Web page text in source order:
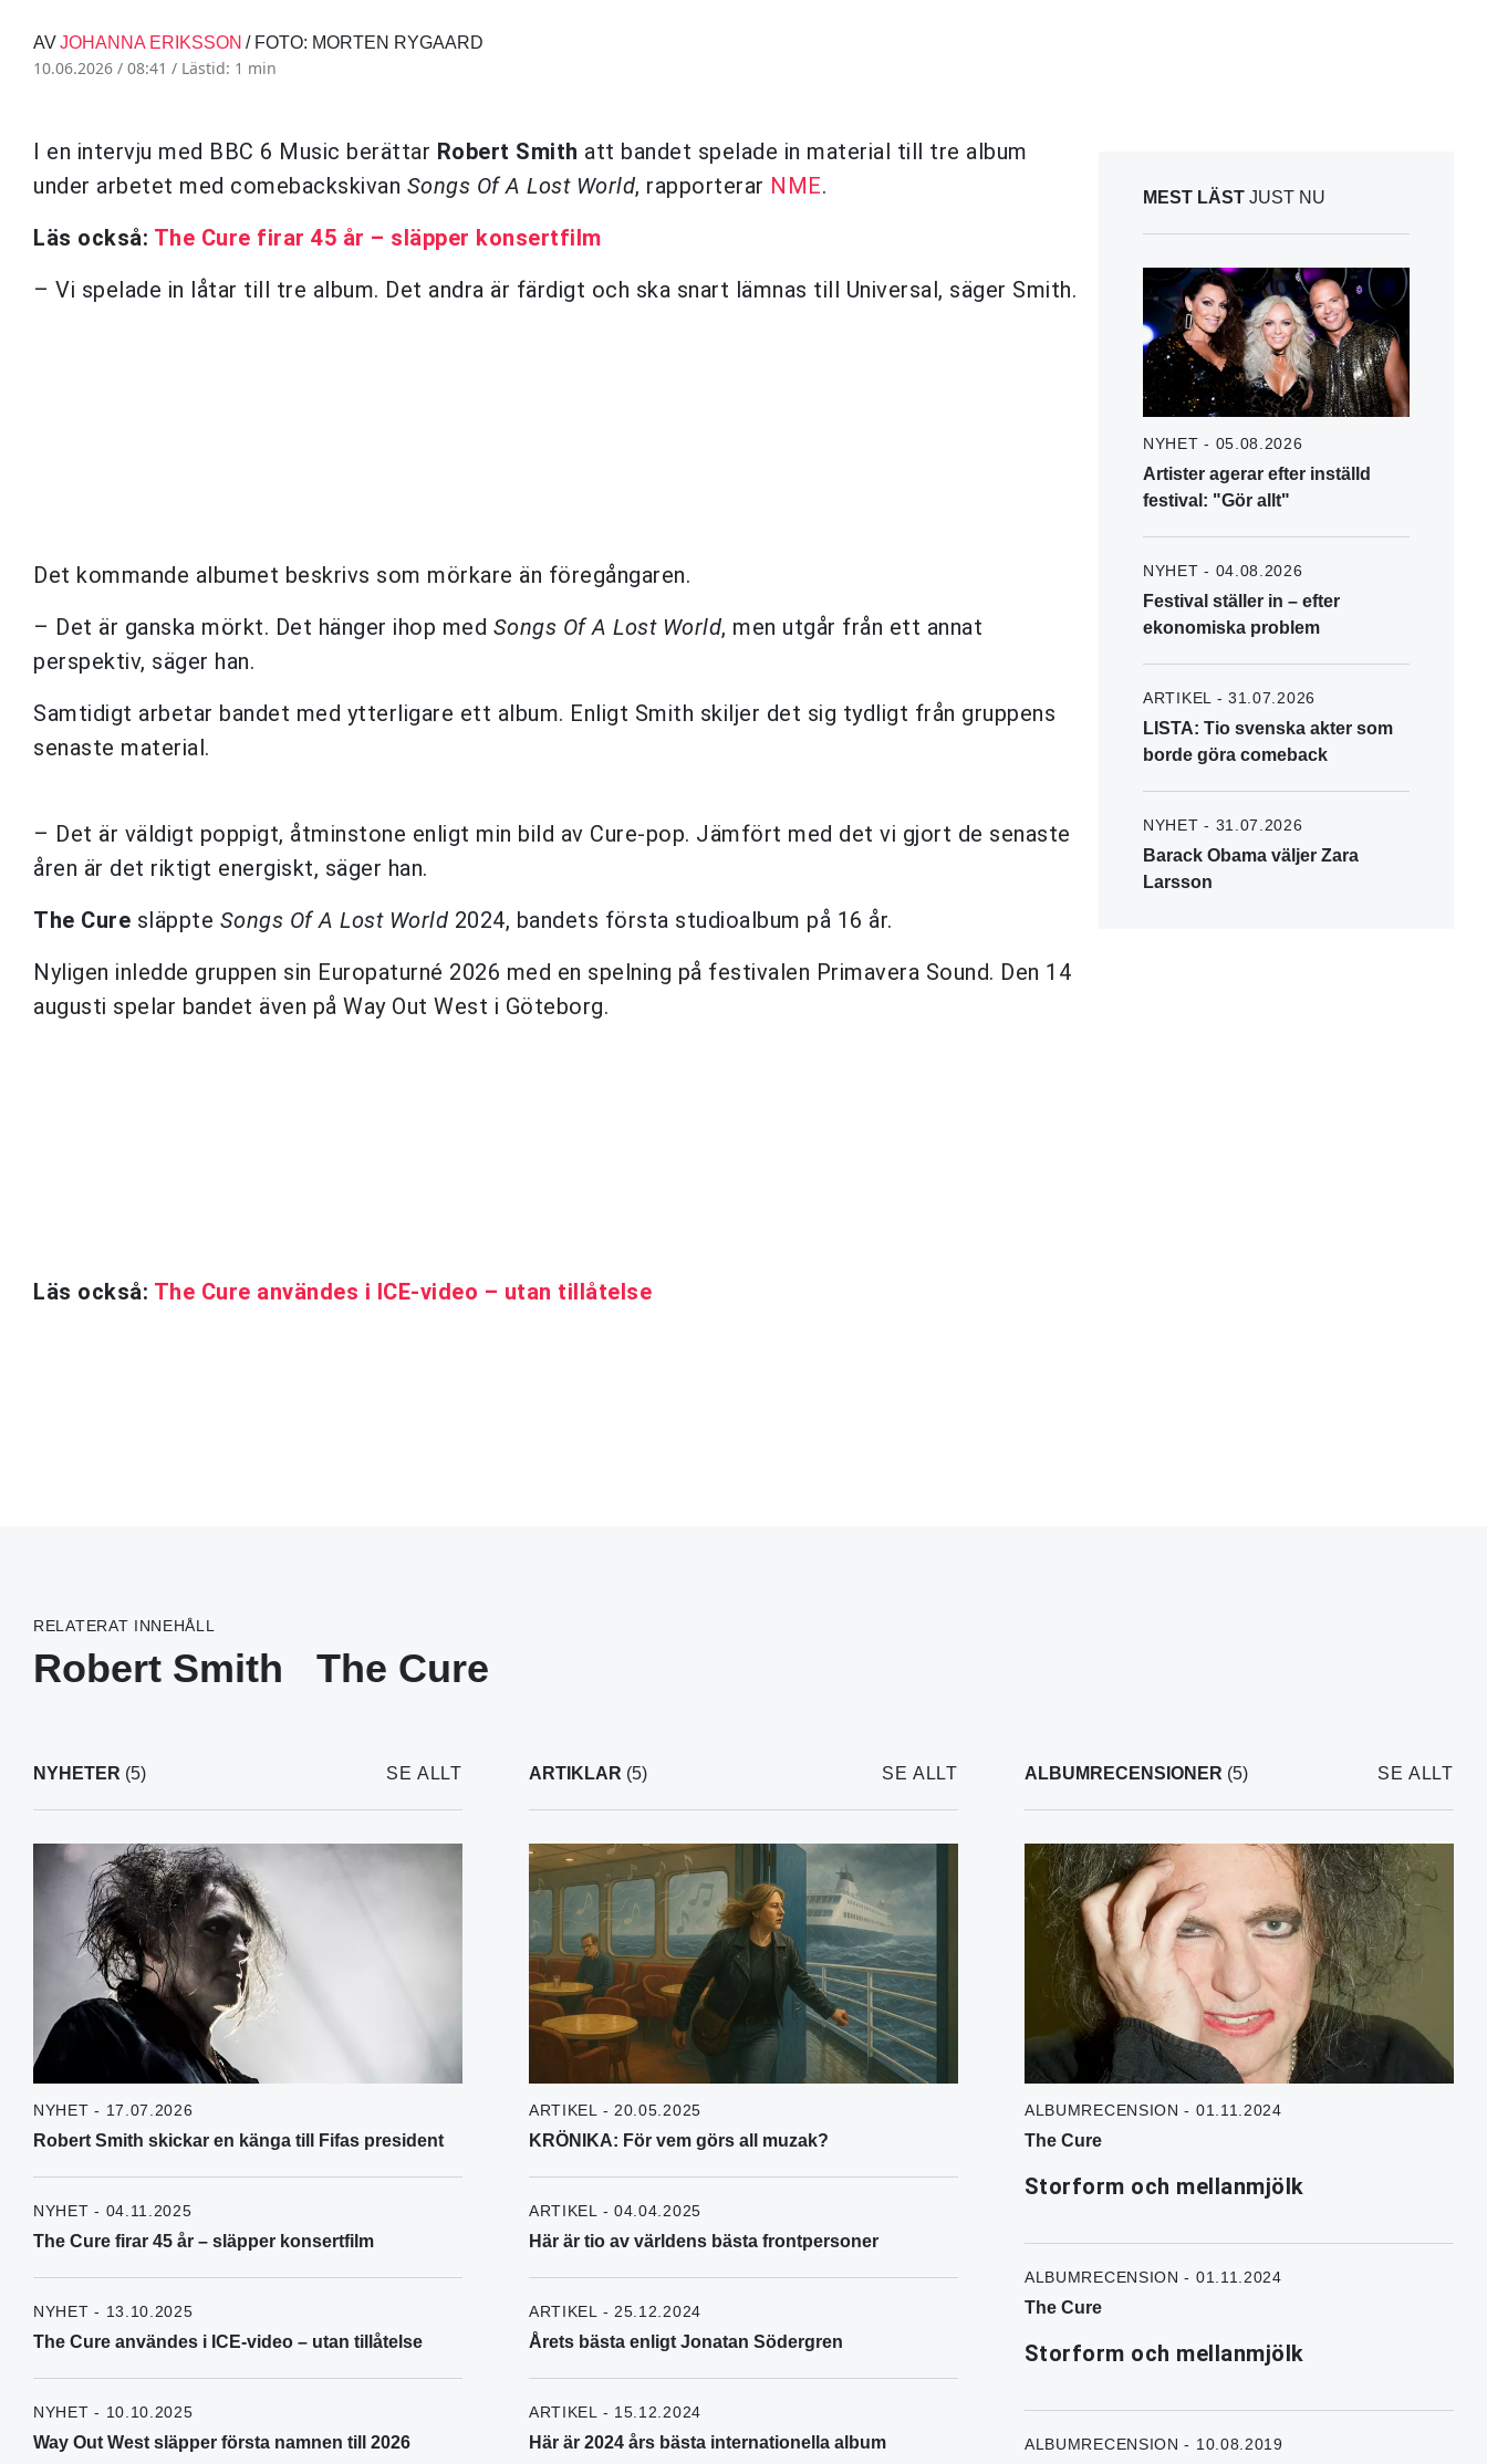
AVJOHANNA ERIKSSON / FOTO: MORTEN RYGAARD
10.06.2026 / 08:41 / Lästid: 1 min
I en intervju med BBC 6 Music berättar Robert Smith att bandet spelade in material till tre album
under arbetet med comebackskivan Songs Of A Lost World, rapporterar NME.
Läs också: The Cure firar 45 år – släpper konsertfilm
– Vi spelade in låtar till tre album. Det andra är färdigt och ska snart lämnas till Universal, säger Smith.
Det kommande albumet beskrivs som mörkare än föregångaren.
– Det är ganska mörkt. Det hänger ihop med Songs Of A Lost World, men utgår från ett annat
perspektiv, säger han.
Samtidigt arbetar bandet med ytterligare ett album. Enligt Smith skiljer det sig tydligt från gruppens
senaste material.
– Det är väldigt poppigt, åtminstone enligt min bild av Cure-pop. Jämfört med det vi gjort de senaste
åren är det riktigt energiskt, säger han.
The Cure släppte Songs Of A Lost World 2024, bandets första studioalbum på 16 år.
Nyligen inledde gruppen sin Europaturné 2026 med en spelning på festivalen Primavera Sound. Den 14
augusti spelar bandet även på Way Out West i Göteborg.
Läs också: The Cure användes i ICE-video – utan tillåtelse
MEST LÄST JUST NU
NYHET - 05.08.2026
Artister agerar efter inställd
festival: "Gör allt"
NYHET - 04.08.2026
Festival ställer in – efter
ekonomiska problem
ARTIKEL - 31.07.2026
LISTA: Tio svenska akter som
borde göra comeback
NYHET - 31.07.2026
Barack Obama väljer Zara
Larsson
RELATERAT INNEHÅLL
Robert Smith The Cure
NYHETER (5) SE ALLT
NYHET - 17.07.2026
Robert Smith skickar en känga till Fifas president
NYHET - 04.11.2025
The Cure firar 45 år – släpper konsertfilm
NYHET - 13.10.2025
The Cure användes i ICE-video – utan tillåtelse
NYHET - 10.10.2025
Way Out West släpper första namnen till 2026
ARTIKLAR (5) SE ALLT
ARTIKEL - 20.05.2025
KRÖNIKA: För vem görs all muzak?
ARTIKEL - 04.04.2025
Här är tio av världens bästa frontpersoner
ARTIKEL - 25.12.2024
Årets bästa enligt Jonatan Södergren
ARTIKEL - 15.12.2024
Här är 2024 års bästa internationella album
ALBUMRECENSIONER (5) SE ALLT
ALBUMRECENSION - 01.11.2024
The Cure
Storform och mellanmjölk
ALBUMRECENSION - 01.11.2024
The Cure
Storform och mellanmjölk
ALBUMRECENSION - 10.08.2019